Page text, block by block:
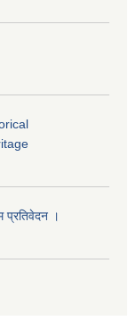
प्रतिवेदन ।